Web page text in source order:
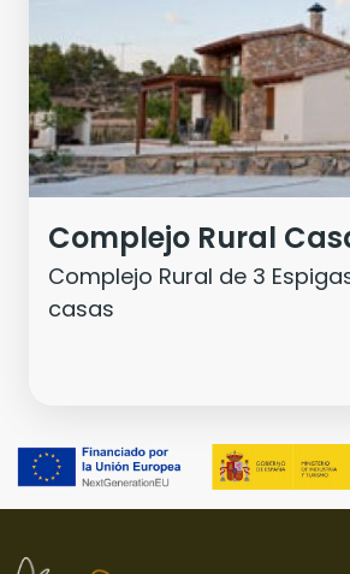
Complejo Rural
Complejo Rural de 3
casas